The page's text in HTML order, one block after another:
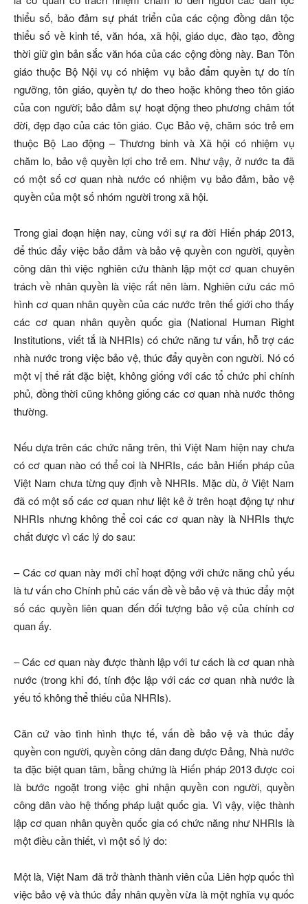
thiểu số, bảo đảm sự phát triển của các cộng đồng dân tộc
thiểu số về kinh tế, văn hóa, xã hội, giáo dục, đào tạo, đồng
thời giữ gìn bản sắc văn hóa của các cộng đồng này. Ban Tôn
giáo thuộc Bộ Nội vụ có nhiệm vụ bảo đẩm quyền tự do tín
ngưỡng, tôn giáo, quyền tự do theo hoặc không theo tôn giáo
của con người; bảo đảm sự hoạt động theo phương châm tốt
đời, đẹp đạo của các tôn giáo. Cục Bảo vệ, chăm sóc trẻ em
thuộc Bộ Lao động – Thương binh và Xã hội có nhiệm vụ
chăm lo, bảo vệ quyền lợi cho trẻ em. Như vậy, ở nước ta đã
có một số cơ quan nhà nước có nhiệm vụ bảo đảm, bảo vệ
quyền của một số nhóm người trong xã hội.
Trong giai đoạn hiện nay, cùng với sự ra đời Hiến pháp 2013,
để thúc đẩy việc bảo đảm và bảo vệ quyền con người, quyền
công dân thì việc nghiên cứu thành lập một cơ quan chuyên
trách về nhân quyền là việc rất nên làm. Nghiên cứu các mô
hình cơ quan nhân quyền của các nước trên thế giới cho thấy
các cơ quan nhân quyền quốc gia (National Human Right
Institutions, viết tắ là NHRIs) có chức năng tư vấn, hỗ trợ các
nhà nước trong việc bảo vệ, thúc đẩy quyền con người. Nó có
một vị thế rất đặc biệt, không giống với các tổ chức phi chính
phủ, đồng thời cũng không giống các cơ quan nhà nước thông
thường.
Nếu dựa trên các chức năng trên, thì Việt Nam hiện nay chưa
có cơ quan nào có thể coi là NHRIs, các bản Hiến pháp của
Việt Nam chưa từng quy định về NHRIs. Mặc dù, ở Việt Nam
đã có một số các cơ quan như liệt kê ở trên hoạt động tự như
NHRIs nhưng không thể coi các cơ quan này là NHRIs thực
chất được vì các lý do sau:
– Các cơ quan này mới chỉ hoạt động với chức năng chủ yếu
là tư vấn cho Chính phủ các vấn đề về bảo vệ và thúc đẩy một
số các quyền liên quan đến đối tượng bảo vệ của chính cơ
quan ấy.
– Các cơ quan này được thành lập với tư cách là cơ quan nhà
nước (trong khi đó, tính độc lập với các cơ quan nhà nước là
yếu tố không thể thiếu của NHRIs).
Căn cứ vào tình hình thực tế, vấn đề bảo vệ và thúc đẩy
quyền con người, quyền công dân đang được Đảng, Nhà nước
ta đặc biệt quan tâm, bằng chứng là Hiến pháp 2013 được coi
là bước ngoặt trong việc ghi nhận quyền con người, quyền
công dân vào hệ thống pháp luật quốc gia. Vì vậy, việc thành
lập cơ quan nhân quyền quốc gia có chức năng như NHRIs là
một điều cần thiết, vì một số lý do:
Một là, Việt Nam đã trở thành thành viên của Liên hợp quốc thì
việc bảo vệ và thúc đẩy nhân quyền vừa là một nghĩa vụ quốc